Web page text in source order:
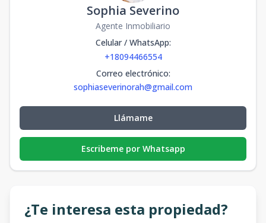
Sophia Severino
Agente Inmobiliario
Celular / WhatsApp:
+18094466554
Correo electrónico:
sophiaseverinorah@gmail.com
Llámame
Escribeme por Whatsapp
¿Te interesa esta propiedad?